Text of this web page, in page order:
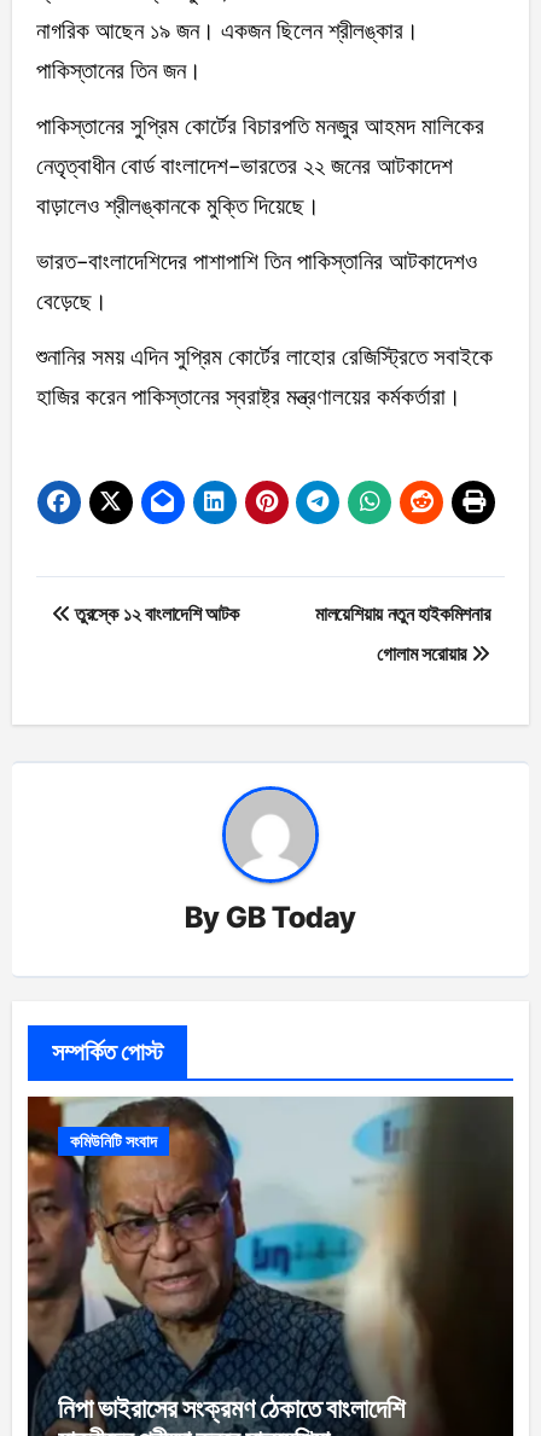
নাগরিক আছেন ১৯ জন। একজন ছিলেন শ্রীলঙ্কার।
পাকিস্তানের তিন জন।
পাকিস্তানের সুপ্রিম কোর্টের বিচারপতি মনজুর আহমদ মালিকের
নেতৃত্বাধীন বোর্ড বাংলাদেশ-ভারতের ২২ জনের আটকাদেশ
বাড়ালেও শ্রীলঙ্কানকে মুক্তি দিয়েছে।
ভারত-বাংলাদেশিদের পাশাপাশি তিন পাকিস্তানির আটকাদেশও
বেড়েছে।
শুনানির সময় এদিন সুপ্রিম কোর্টের লাহোর রেজিস্ট্রিতে সবাইকে
হাজির করেন পাকিস্তানের স্বরাষ্ট্র মন্ত্রণালয়ের কর্মকর্তারা।
Post
তুরস্কে ১২ বাংলাদেশি আটক
মালয়েশিয়ায় নতুন হাইকমিশনার
গোলাম সরোয়ার
ByGB Today
সম্পর্কিত পোস্ট
কমিউনিটি সংবাদ
নিপা ভাইরাসের সংক্রমণ ঠেকাতে বাংলাদেশি